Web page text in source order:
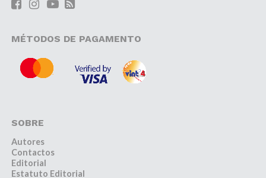
MÉTODOS DE PAGAMENTO
SOBRE
Autores
Contactos
Editorial
Estatuto Editorial